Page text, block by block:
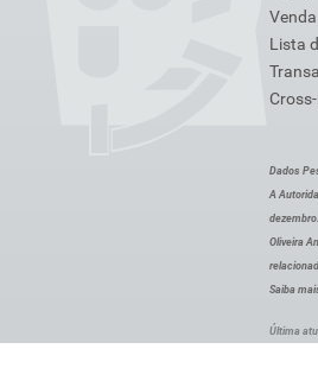
Lista
Dados
A
Oliveira
Saiba
Última